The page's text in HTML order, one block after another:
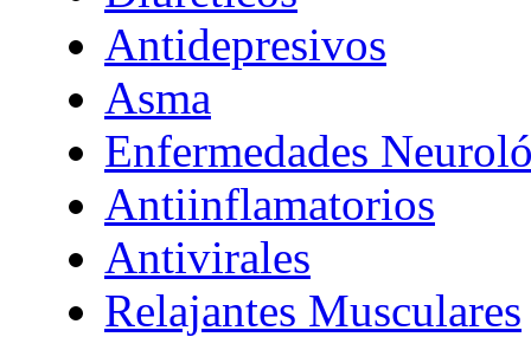
Antidepresivos
Asma
Enfermedades
Antiinflamatorios
Antivirales
Relajantes Musculares